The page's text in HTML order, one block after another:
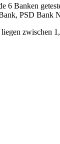
6 Banken
PSD Bank
zwischen